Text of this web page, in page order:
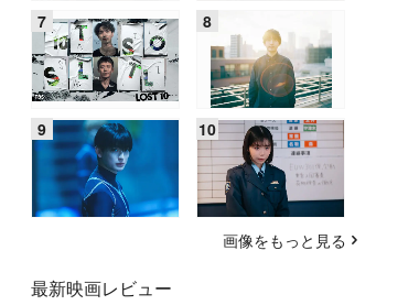
画像をもっと見る
最新映画レビュー